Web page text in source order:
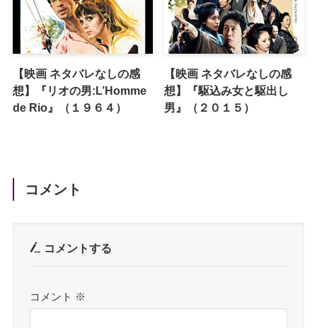
【映画 ネタバレなしの感
想】『リオの男:L’Homme
de Rio』（１９６４）
【映画 ネタバレなしの感
想】『駆込み女と駆出し
男』（２０１５）
コメント
コメントする
コメント ※